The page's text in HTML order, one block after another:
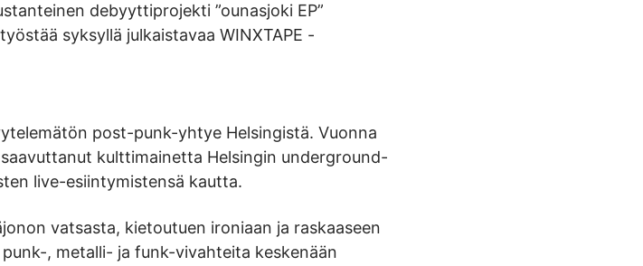
debyyttiprojekti ”ounasjoki EP”
syksyllä julkaistavaa WINXTAPE -
post-punk-yhtye Helsingistä. Vuonna
kulttimainetta Helsingin underground-
live-esiintymistensä kautta.
vatsasta, kietoutuen ironiaan ja raskaaseen
, metalli- ja funk-vivahteita keskenään